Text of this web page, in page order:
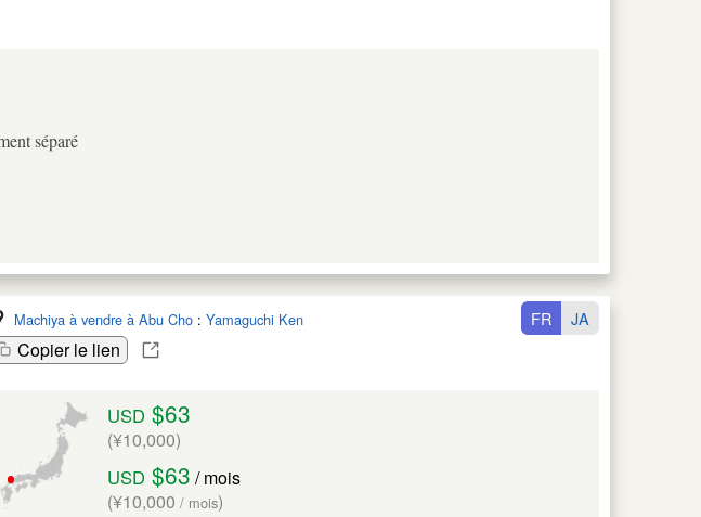
séparé
Machiya à vendre à Abu Cho : Yamaguchi Ken
Copier le lien
FR JA
USD $63
(¥10,000)
USD $63 / mois
(¥10,000 / mois)